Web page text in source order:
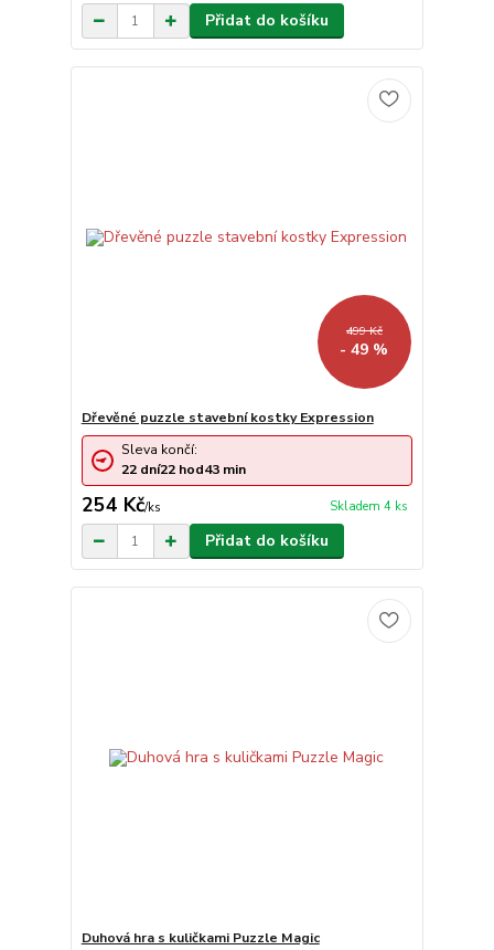
Přidat do košíku
499 Kč
- 49 %
Dřevěné puzzle stavební kostky Expression
254 Kč/ks Skladem 4 ks
Sleva končí:
22 dní22 hod42 min
Přidat do košíku
Duhová hra s kuličkami Puzzle Magic